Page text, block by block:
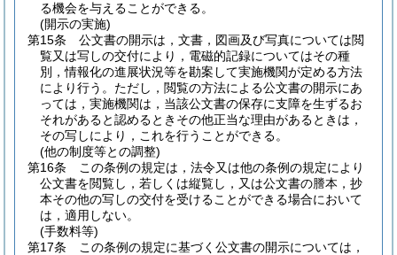
る機会を与えることができる。
(開示の実施)
第15条
公文書の開示は，文書，図画及び写真については閲
覧又は写しの交付により，電磁的記録についてはその種
別，情報化の進展状況等を勘案して実施機関が定める方法
により行う。 ただし，閲覧の方法による公文書の開示にあ
っては，実施機関は，当該公文書の保存に支障を生ずるお
それがあると認めるときその他正当な理由があるときは，
その写しにより，これを行うことができる。
(他の制度等との調整)
第16条
この条例の規定は，法令又は他の条例の規定により
公文書を閲覧し，若しくは縦覧し，又は公文書の謄本，抄
本その他の写しの交付を受けることができる場合において
は，適用しない。
(手数料等)
第17条
この条例の規定に基づく公文書の開示については，